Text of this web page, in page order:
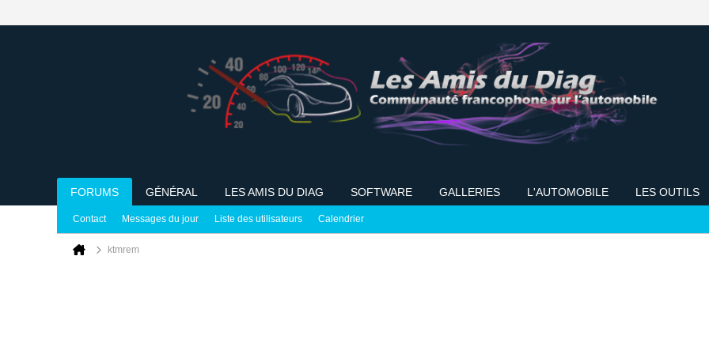
FORUMS GÉNÉRAL LES AMIS DU DIAG SOFTWARE GALLERIES L'AUTOMOBILE LES OUTILS
Contact Messages du jour Liste des utilisateurs Calendrier
ktmrem